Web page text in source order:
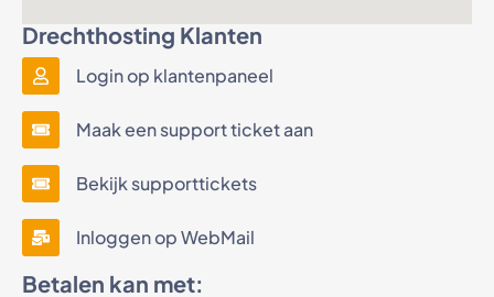
Drechthosting Klanten
Login op klantenpaneel
Maak een support ticket aan
Bekijk supporttickets
Inloggen op WebMail
Betalen kan met: